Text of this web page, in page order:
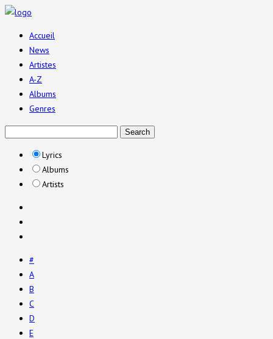
Accueil
News
Artistes
A-Z
Albums
Genres
Lyrics
Albums
Artists
#
A
B
C
D
E